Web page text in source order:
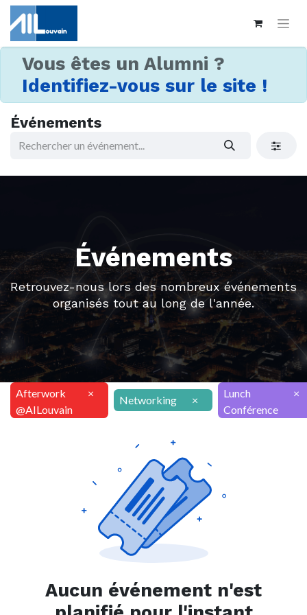
Vous êtes un Alumni ?
Identifiez-vous sur le site !
Événements
Événements
Retrouvez-nous lors des nombreux événements
organisés tout au long de l'année.
Afterwork
@AILouvain
×
Networking ×
Lunch
Conférence
×
Aucun événement n'est